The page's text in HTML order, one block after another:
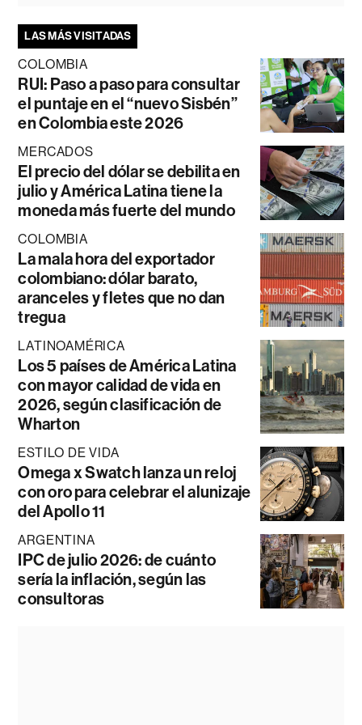
LAS MÁS VISITADAS
COLOMBIA
RUI: Paso a paso para consultar
el puntaje en el “nuevo Sisbén”
en Colombia este 2026
MERCADOS
El precio del dólar se debilita en
julio y América Latina tiene la
moneda más fuerte del mundo
COLOMBIA
La mala hora del exportador
colombiano: dólar barato,
aranceles y fletes que no dan
tregua
LATINOAMÉRICA
Los 5 países de América Latina
con mayor calidad de vida en
2026, según clasificación de
Wharton
ESTILO DE VIDA
Omega x Swatch lanza un reloj
con oro para celebrar el alunizaje
del Apollo 11
ARGENTINA
IPC de julio 2026: de cuánto
sería la inflación, según las
consultoras